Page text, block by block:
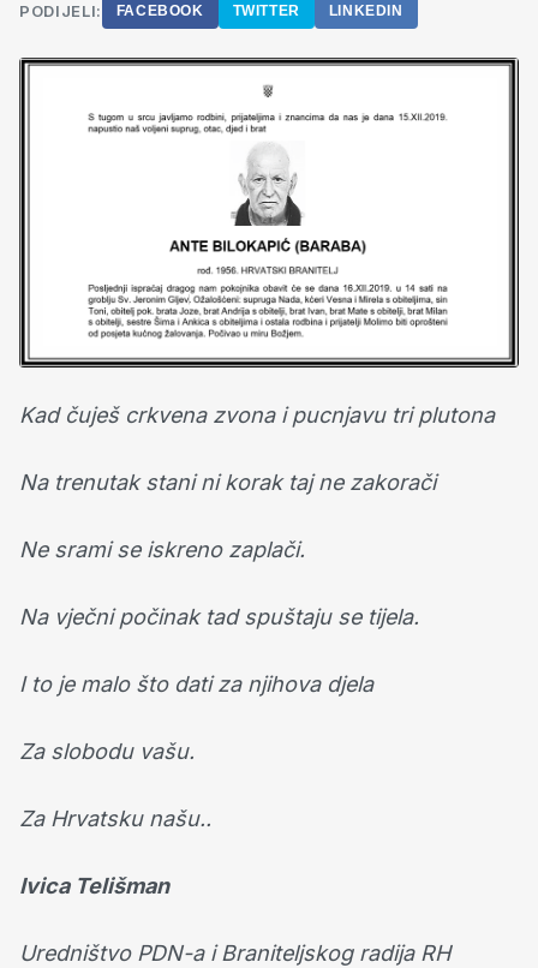
PODIJELI: FACEBOOK TWITTER LINKEDIN
Kad čuješ crkvena zvona i pucnjavu tri plutona
Na trenutak stani ni korak taj ne zakorači
Ne srami se iskreno zaplači.
Na vječni počinak tad spuštaju se tijela.
I to je malo što dati za njihova djela
Za slobodu vašu.
Za Hrvatsku našu..
Ivica Telišman
Uredništvo PDN-a i Braniteljskog radija RH